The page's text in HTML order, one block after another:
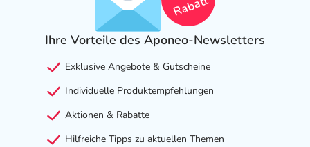
Welche unerwünschten Wirkungen können auftreten?
Nebenwirkungen, die bei Behandlung mit Temozolomid
Strahlentherapie aufgetreten sind:
- Appetitlosigkeit
- Verstopfung
- Übelkeit
Rabatt
Ihre Vorteile des Aponeo-Newsletters
Exklusive Angebote & Gutscheine
Individuelle Produktempfehlungen
Aktionen & Rabatte
Hilfreiche Tipps zu aktuellen Themen